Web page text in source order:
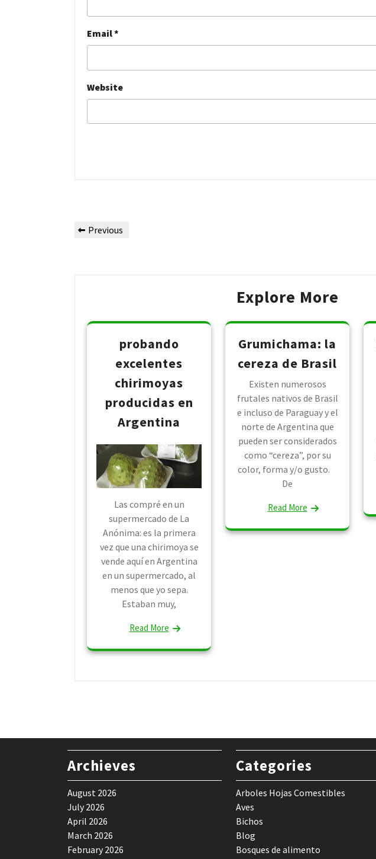
Email*
Website
Post
Previous
Previous
Explore More
probando
excelentes
chirimoyas
producidas en
Argentina
Las compré en un
supermercado de La
Anónima: es la primera
vez que una chirimoya se
vende aquí en Argentina
en un supermercado, al
menos que yo sepa.
Estaban muy,
Read More
Grumichama: la
cereza de Brasil
Existen numerosos
frutales nativos de Brasil
e incluso de Paraguay y el
norte de Argentina que
pueden ser considerados
como “cereza”, por su
color, forma y/o gusto.
De
Read More
Archieves
August 2026
July 2026
April 2026
March 2026
February 2026
Categories
Arboles Hojas Comestibles
Aves
Bichos
Blog
Bosques de alimento